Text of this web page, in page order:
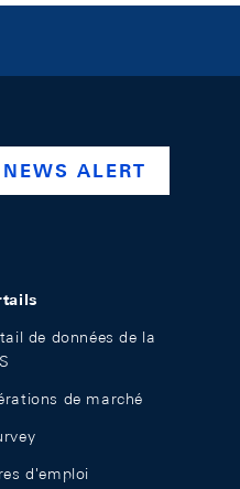
company/swiss-
ALERT
de données de la
de marché
d'emploi